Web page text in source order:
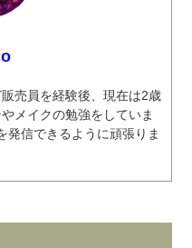
売員を経験後、現在は2歳
メイクの勉強をしていま
発信できるように頑張りま